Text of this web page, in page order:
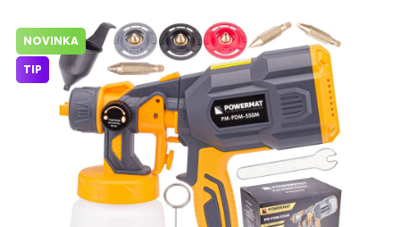
Príslušenstvo pre automobily
Vybavenie a hračky pre deti
Domácnosť
Ochranné pracovné pomôcky
NOVINKA
TIP